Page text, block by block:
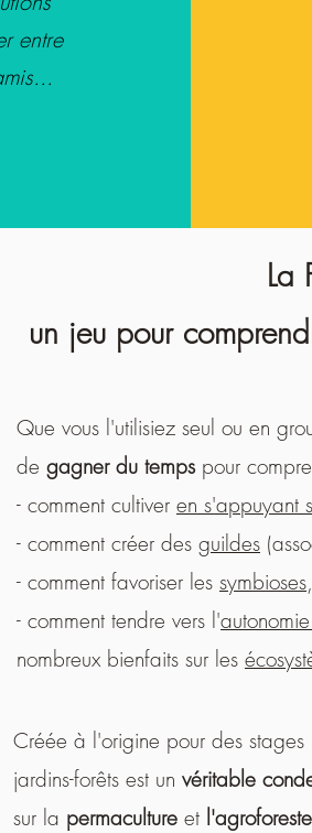
entre
La
un jeu pour
Que vous l'utilisiez seul ou en
de gagner du temps pour
- comment cultiver en s'appuyant
- comment créer des guildes
- comment favoriser les symbioses,
- comment tendre vers l'
nombreux bienfaits sur les
Créée à l'origine pour des stages
jardins-forêts est un véritable
sur la permaculture et